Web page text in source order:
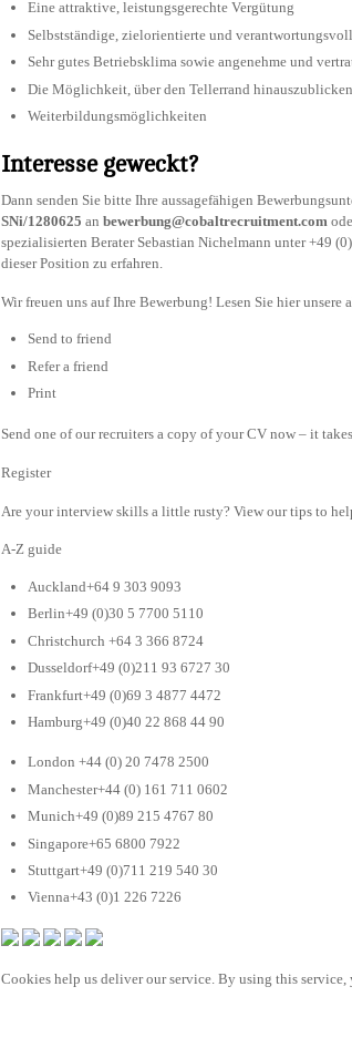
Eine attraktive, leistungsgerechte Vergütung
Selbstständige, zielorientierte und
Sehr gutes Betriebsklima sowie angenehme und
Die Möglichkeit, über den Tellerrand hinauszublicken
Weiterbildungsmöglichkeiten
Interesse geweckt?
Dann senden Sie bitte Ihre aussagefähigen
SNi/1280625 an bewerbung@cobaltrecruitment.com
spezialisierten Berater Sebastian Nichelmann unter +49
dieser Position zu erfahren.
Wir freuen uns auf Ihre Bewerbung! Lesen Sie hier unsere
Send to friend
Refer a friend
Print
Send one of our recruiters a copy of your CV now – it
Register
Are your interview skills a little rusty? View our tips to
A-Z guide
Auckland+64 9 303 9093
Berlin+49 (0)30 5 7700 5110
Christchurch +64 3 366 8724
Dusseldorf+49 (0)211 93 6727 30
Frankfurt+49 (0)69 3 4877 4472
Hamburg+49 (0)40 22 868 44 90
London +44 (0) 20 7478 2500
Manchester+44 (0) 161 711 0602
Munich+49 (0)89 215 4767 80
Singapore+65 6800 7922
Stuttgart+49 (0)711 219 540 30
Vienna+43 (0)1 226 7226
Cookies help us deliver our service. By using this